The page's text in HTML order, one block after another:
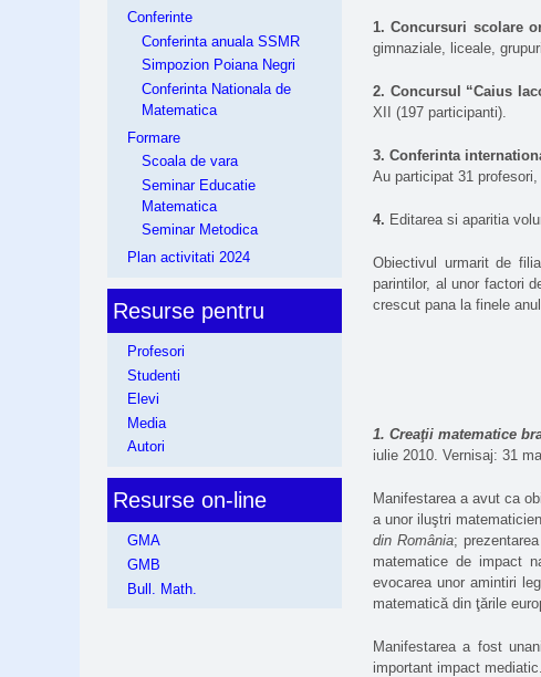
1. Concursuri scolare
gimnaziale, liceale,
2. Concursul “Caius
XII (197 participanti).
3. Conferinta
Au participat 31
4. Editarea si aparitia
Obiectivul urmarit de
parintilor, al unor factori
crescut pana la finele
1. Creaţii matematice
iulie 2010. Vernisaj: 31
Manifestarea a avut ca
a unor iluştri
din România;
matematice de impact
evocarea unor amintiri
matematică din ţările
Manifestarea a fost
important impact mediatic.
Conferinte
Conferinta anuala SSMR
Simpozion Poiana Negri
Conferinta Nationala de
Matematica
Formare
Scoala de vara
Seminar Educatie
Matematica
Seminar Metodica
Plan activitati 2024
Resurse pentru
Profesori
Studenti
Elevi
Media
Autori
Resurse on-line
GMA
GMB
Bull. Math.